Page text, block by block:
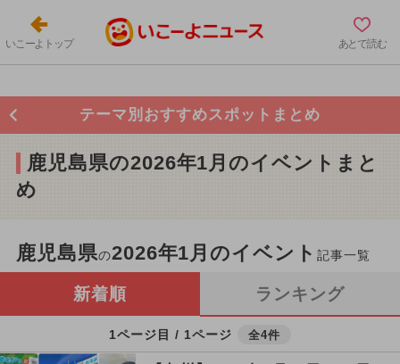
いこーよトップ あとで読む
テーマ別おすすめスポットまとめ
鹿児島県の2026年1月のイベントまと
め
鹿児島県の2026年1月のイベント記事一覧
新着順 ランキング
1ページ目 / 1ページ 全4件